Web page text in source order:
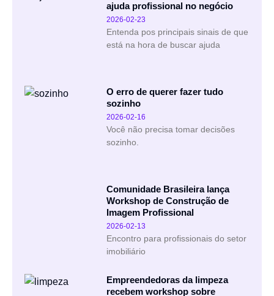
ajuda profissional no negócio
2026-02-23
Entenda pos principais sinais de que
está na hora de buscar ajuda
O erro de querer fazer tudo
sozinho
2026-02-16
Você não precisa tomar decisões
sozinho.
Comunidade Brasileira lança
Workshop de Construção de
Imagem Profissional
2026-02-13
Encontro para profissionais do setor
imobiliário
Empreendedoras da limpeza
recebem workshop sobre